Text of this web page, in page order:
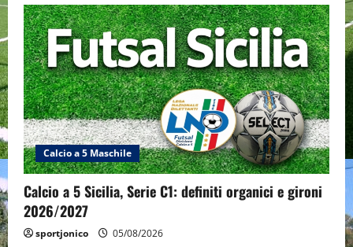
Calcio a 5 Maschile
Calcio a 5 Sicilia, Serie C1: definiti organici e gironi
2026/2027
sportjonico 05/08/2026